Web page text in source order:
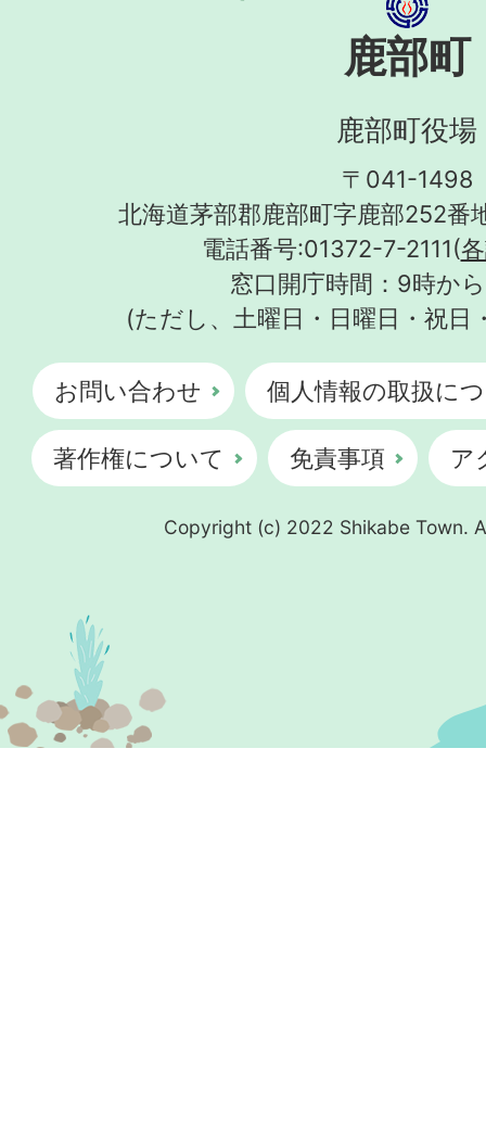
鹿部町
鹿部町役場
〒041-1498
北海道茅部郡鹿部町字鹿部252番
電話番号:01372-7-2111(
窓口開庁時間：9時か
(ただし、土曜日・日曜日・祝日
お問い合わせ 個人情報の取扱に
著作権について 免責事項 ア
Copyright (c) 2022 Shikabe Town.